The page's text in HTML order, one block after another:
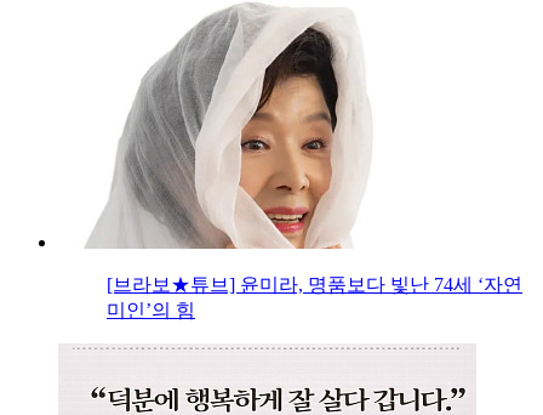
[브라보★튜브] 윤미라, 명품보다 빛난 74세 ‘자연
미인’의 힘